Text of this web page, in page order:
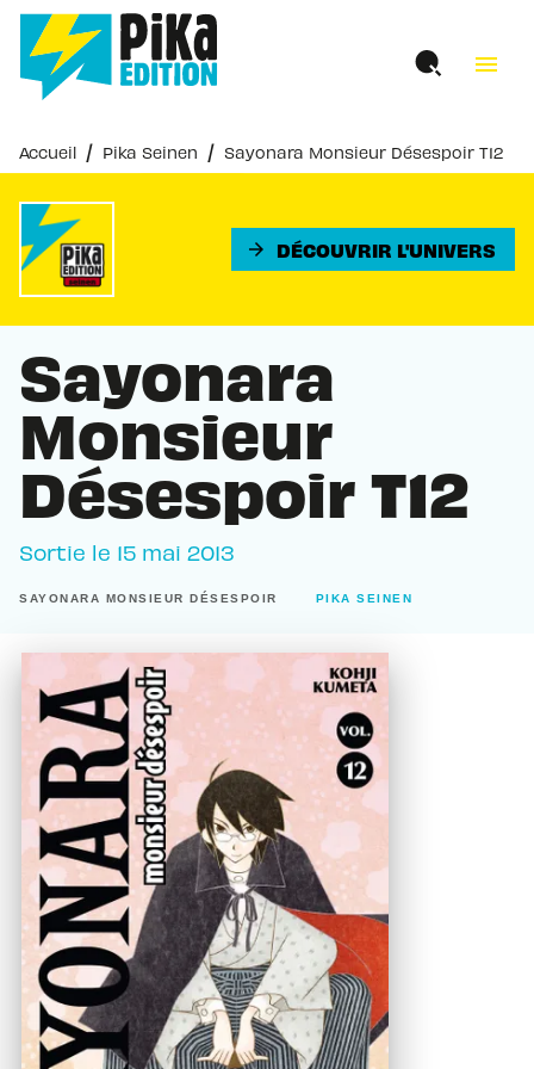
MENU RECHERCHE
PIED DE PAGE
menu
Accueil / Pika Seinen / Sayonara Monsieur Désespoir T12
arrow_forward DÉCOUVRIR L'UNIVERS
Sayonara
Monsieur
Désespoir T12
Sortie le 15 mai 2013
SAYONARA MONSIEUR DÉSESPOIR PIKA SEINEN